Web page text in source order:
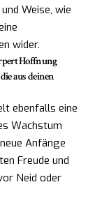
Weise, wie
wider.
Hoffnung
aus deinen
ebenfalls eine
Wachstum
Anfänge
Freude und
Neid oder